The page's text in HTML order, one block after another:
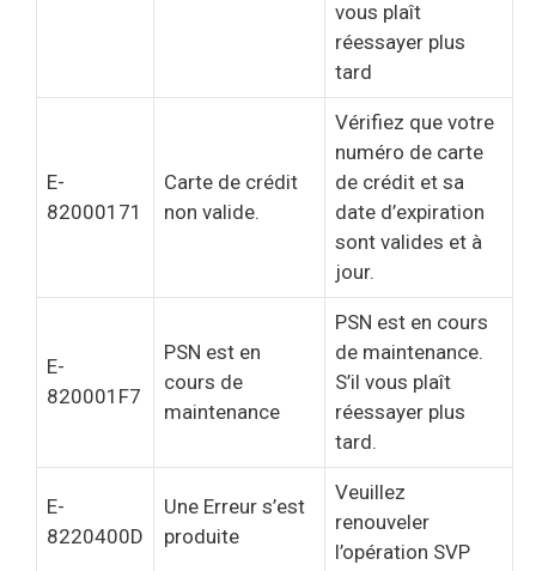
vous plaît
réessayer plus
tard
E-
82000171
Carte de crédit
non valide.
Vérifiez que votre
numéro de carte
de crédit et sa
date d’expiration
sont valides et à
jour.
E-
820001F7
PSN est en
cours de
maintenance
PSN est en cours
de maintenance.
S’il vous plaît
réessayer plus
tard.
E-
8220400D
Une Erreur s’est
produite
Veuillez
renouveler
l’opération SVP